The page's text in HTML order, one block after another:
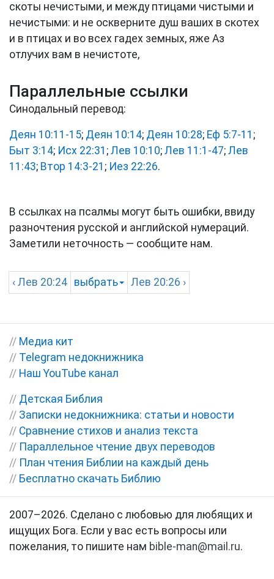
скоты нечистыми, и между птицами чистыми и
нечистыми: и не оскверните душ ваших в скотех
и в птицах и во всех гадех земных, яже Аз
отлучих вам в нечистоте,
Параллельные ссылки
Синодальный перевод:
Деян 10:11-15; Деян 10:14; Деян 10:28; Еф 5:7-11 ;
Быт 3:14; Исх 22:31 ; Лев 10:10; Лев 11:1-47; Лев
11:43; Втор 14:3-21 ; Иез 22:26.
В ссылках на псалмы могут быть ошибки, ввиду
разночтения русской и английской нумераций.
Заметили неточность — сообщите нам.
‹ Лев 20:24 выбрать Лев 20:26 ›
// Медиа кит
// Telegram недокнижника
// Наш YouTube канал
// Детская Библия
// Записки недокнижника: статьи и новости
// Сравнение стихов и анализ текста
// Параллельное чтение двух переводов
// План чтения Библии на каждый день
// Бесплатно скачать Библию
2007–2026. Сделано с любовью для любящих и
ищущих Бога. Если у вас есть вопросы или
пожелания, то пишите нам bible-man@mail.ru.